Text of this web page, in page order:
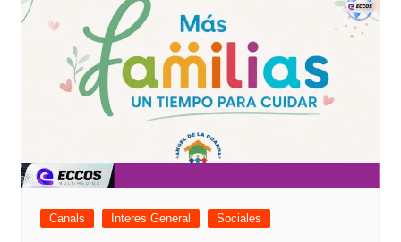
Canals Interes General Sociales